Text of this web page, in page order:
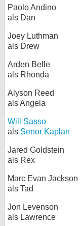
Paolo Andino
als Dan
Joey Luthman
als Drew
Arden Belle
als Rhonda
Alyson Reed
als Angela
Will Sasso
als Senor Kaplan
Jared Goldstein
als Rex
Marc Evan Jackson
als Tad
Jon Levenson
als Lawrence